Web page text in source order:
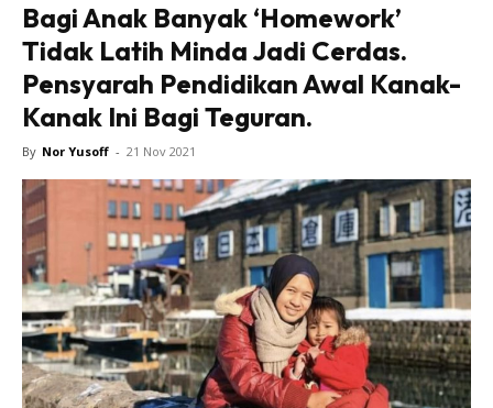
Bagi Anak Banyak ‘Homework’
Tidak Latih Minda Jadi Cerdas.
Pensyarah Pendidikan Awal Kanak-
Kanak Ini Bagi Teguran.
By Nor Yusoff - 21 Nov 2021